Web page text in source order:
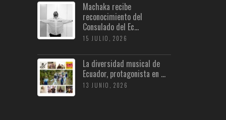
Machaka recibe
reconocimiento del
Consulado del Ec...
15 JULIO, 2026
La diversidad musical de
Ecuador, protagonista en ...
13 JUNIO, 2026